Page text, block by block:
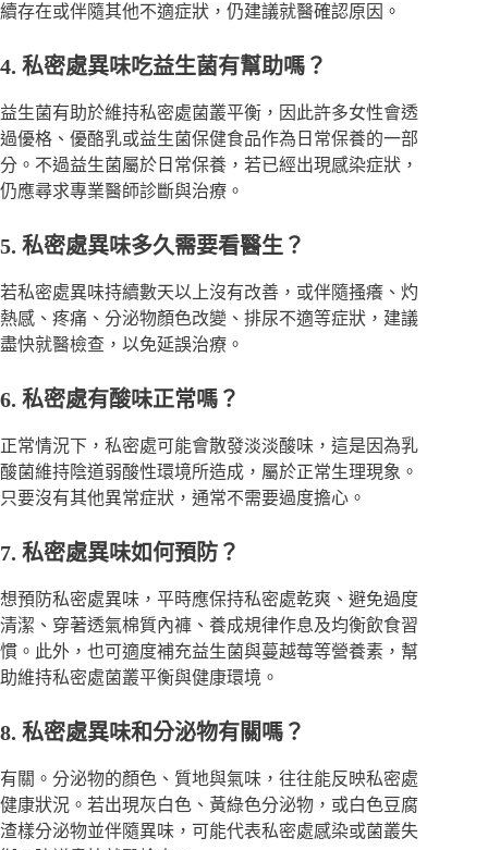
續存在或伴隨其他不適症狀，仍建議就醫確認原因。
4. 私密處異味吃益生菌有幫助嗎？
益生菌有助於維持私密處菌叢平衡，因此許多女性會透
過優格、優酪乳或益生菌保健食品作為日常保養的一部
分。不過益生菌屬於日常保養，若已經出現感染症狀，
仍應尋求專業醫師診斷與治療。
5. 私密處異味多久需要看醫生？
若私密處異味持續數天以上沒有改善，或伴隨搔癢、灼
熱感、疼痛、分泌物顏色改變、排尿不適等症狀，建議
盡快就醫檢查，以免延誤治療。
6. 私密處有酸味正常嗎？
正常情況下，私密處可能會散發淡淡酸味，這是因為乳
酸菌維持陰道弱酸性環境所造成，屬於正常生理現象。
只要沒有其他異常症狀，通常不需要過度擔心。
7. 私密處異味如何預防？
想預防私密處異味，平時應保持私密處乾爽、避免過度
清潔、穿著透氣棉質內褲、養成規律作息及均衡飲食習
慣。此外，也可適度補充益生菌與蔓越莓等營養素，幫
助維持私密處菌叢平衡與健康環境。
8. 私密處異味和分泌物有關嗎？
有關。分泌物的顏色、質地與氣味，往往能反映私密處
健康狀況。若出現灰白色、黃綠色分泌物，或白色豆腐
渣樣分泌物並伴隨異味，可能代表私密處感染或菌叢失